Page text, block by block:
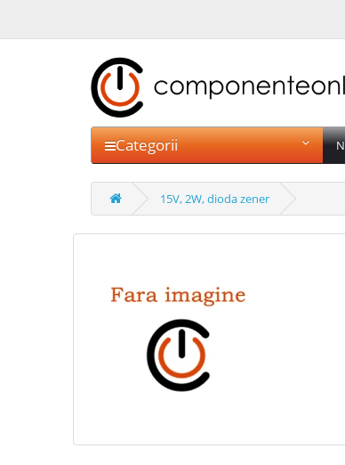
Categorii
15V, 2W, dioda zener